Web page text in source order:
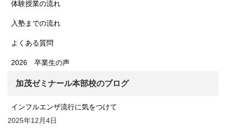
体験授業の流れ
入塾までの流れ
よくある質問
2026 卒業生の声
加茂ゼミナール本部校のブログ
インフルエンザ流行に気をつけて
2025年12月4日